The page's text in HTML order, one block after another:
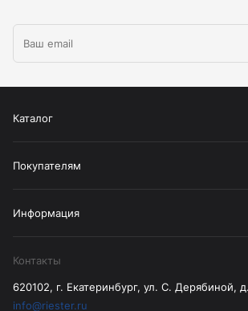
Каталог
Покупателям
Информация
Контакты
620102, г. Екатеринбург, ул. С. Дерябиной,
info@riester.ru